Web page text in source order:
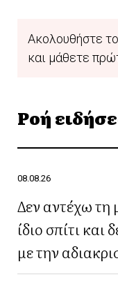
Ακολουθήστε
και μάθετε
Ροή
08.08.26
Δεν αντέχω
ίδιο σπίτι
με την